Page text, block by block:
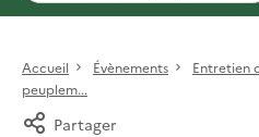
Accueil Évènements
Entretien
peuplem...
Partager